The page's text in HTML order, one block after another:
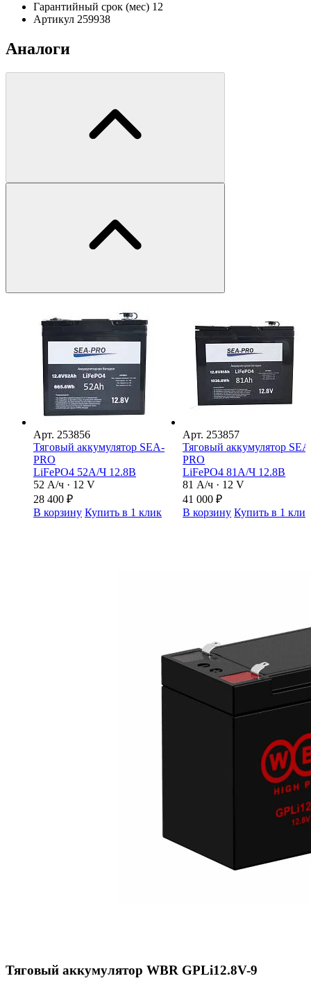
Гарантийный срок (мес) 12
Артикул 259938
Аналоги
Арт. 253856
Тяговый аккумулятор SEA-
PRO
LiFePO4 52А/Ч 12.8В
52 А/ч · 12 V
28 400 ₽
В корзину Купить в 1 клик
Арт. 253857
Тяговый аккумулятор
PRO
LiFePO4 81А/Ч 12.8В
81 А/ч · 12 V
41 000₽
В корзину Купить в 1 клик
Тяговый аккумулятор WBR GPLi12.8V-9